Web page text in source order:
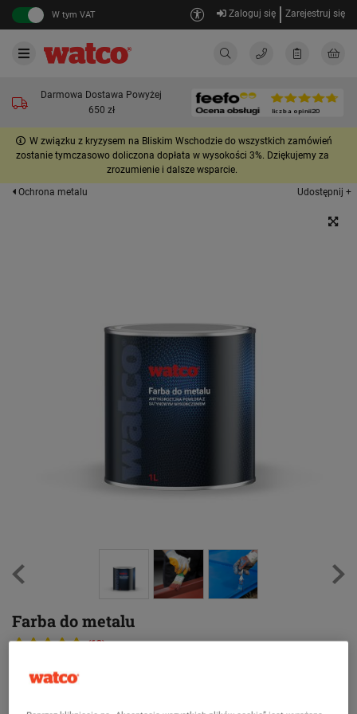
W tym VAT Zaloguj się Zarejestruj się
Darmowa Dostawa Powyżej
650 zł
W związku z kryzysem na Bliskim Wschodzie do wszystkich zamówień
zostanie tymczasowo doliczona dopłata w wysokości 3%. Dziękujemy za
zrozumienie i dalsze wsparcie.
Ochrona metalu
Udostępnij +
Farba do metalu
(13)
Szybkoschnąca, nieżółknąca, antykorozyjna farba do metalu do